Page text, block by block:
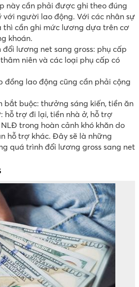
này cần phải được ghi theo đúng
người lao động. Với các nhân sự
thì cần ghi mức lương dựa trên cơ
khoán.
lương net sang gross: phụ cấp
niên và các loại phụ cấp có
lao động cũng cần phải cộng
bắt buộc: thưởng sáng kiến, tiền ăn
hỗ trợ đi lại, tiền nhà ở, hỗ trợ
trong hoàn cảnh khó khăn do
hỗ trợ khác. Đây sẽ là những
quá trình đổi lương gross sang net